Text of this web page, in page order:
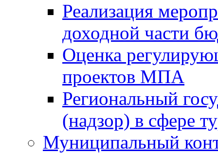
Реализация
доходной части
Оценка
проектов МПА
Региональный
(надзор) в сфере
Муниципальный